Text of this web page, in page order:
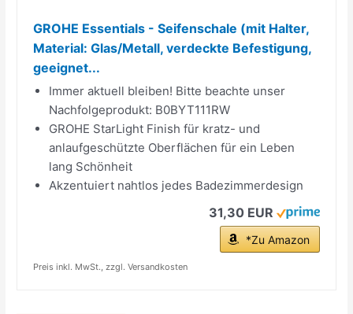
GROHE Essentials - Seifenschale (mit Halter,
Material: Glas/Metall, verdeckte Befestigung,
geeignet...
Immer aktuell bleiben! Bitte beachte unser
Nachfolgeprodukt: B0BYT111RW
GROHE StarLight Finish für kratz- und
anlaufgeschützte Oberflächen für ein Leben
lang Schönheit
Akzentuiert nahtlos jedes Badezimmerdesign
31,30 EUR
*Zu Amazon
Preis inkl. MwSt., zzgl. Versandkosten